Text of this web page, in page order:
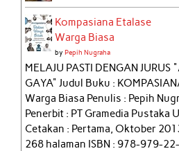
Kompasiana Etalase
Warga Biasa
byPepih Nugraha
MELAJU PASTI DENGAN JURUS
GAYA" Judul Buku :
Warga Biasa Penulis : Pepih
Penerbit : PT Gramedia Pustaka
Cetakan : Pertama, Oktober
268 halaman ISBN : 978-979-